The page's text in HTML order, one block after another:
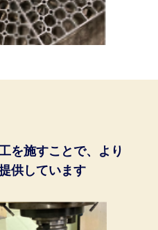
を施すことで、より
供しています